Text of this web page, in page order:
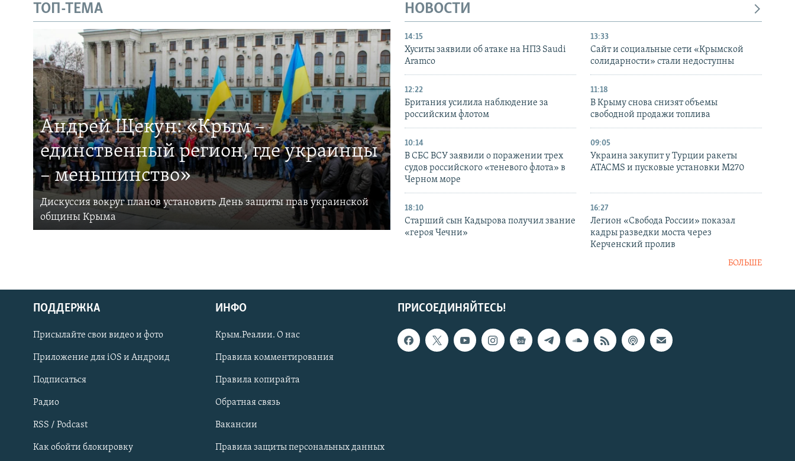
Українською
Qırımtatar
ПРИСОЕДИНЯЙТЕСЬ!
ТОП-ТЕМА
Андрей Щекун: «Крым –
единственный регион, где украинцы
– меньшинство»
Дискуссия вокруг планов установить День защиты прав украинской
общины Крыма
НОВОСТИ
14:15
Хуситы заявили об атаке на НПЗ Saudi
Aramco
13:33
Сайт и социальные сети «Крымской
солидарности» стали недоступны
12:22
Британия усилила наблюдение за
российским флотом
11:18
В Крыму снова снизят объемы
свободной продажи топлива
10:14
В СБС ВСУ заявили о поражении трех
судов российского «теневого флота» в
Черном море
09:05
Украина закупит у Турции ракеты
ATACMS и пусковые установки M270
18:10
Старший сын Кадырова получил звание
«героя Чечни»
16:27
Легион «Свобода России» показал
кадры разведки моста через
Керченский пролив
БОЛЬШЕ
ПРИСОЕДИНЯЙТЕСЬ!
ПОДДЕРЖКА
Присылайте свои видео и фото
Приложение для iOS и Андроид
Подписаться
Радио
RSS / Podcast
Как обойти блокировку
ИНФО
Крым.Реалии. О нас
Правила комментирования
Правила копирайта
Обратная связь
Вакансии
Правила защиты персональных данных